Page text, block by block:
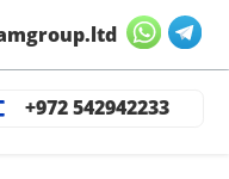
+972 542942233